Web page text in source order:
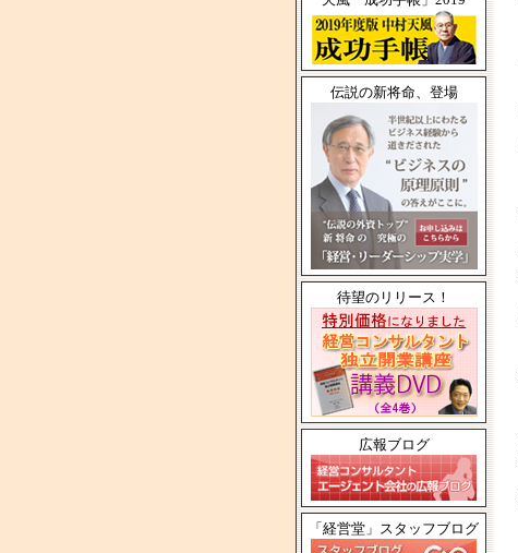
伝説の新将命、登場
待望のリリース！
広報ブログ
「経営堂」スタッフブログ